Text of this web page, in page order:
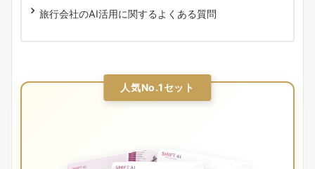
旅行会社のAI活用に関するよくある質問
人気No.1セット